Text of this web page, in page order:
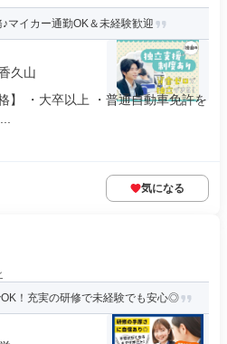
マイカー通勤OK＆未経験歓迎
久山
】 ・大卒以上 ・普通自動車免許を
気になる
！充実の研修で未経験でも安心◎